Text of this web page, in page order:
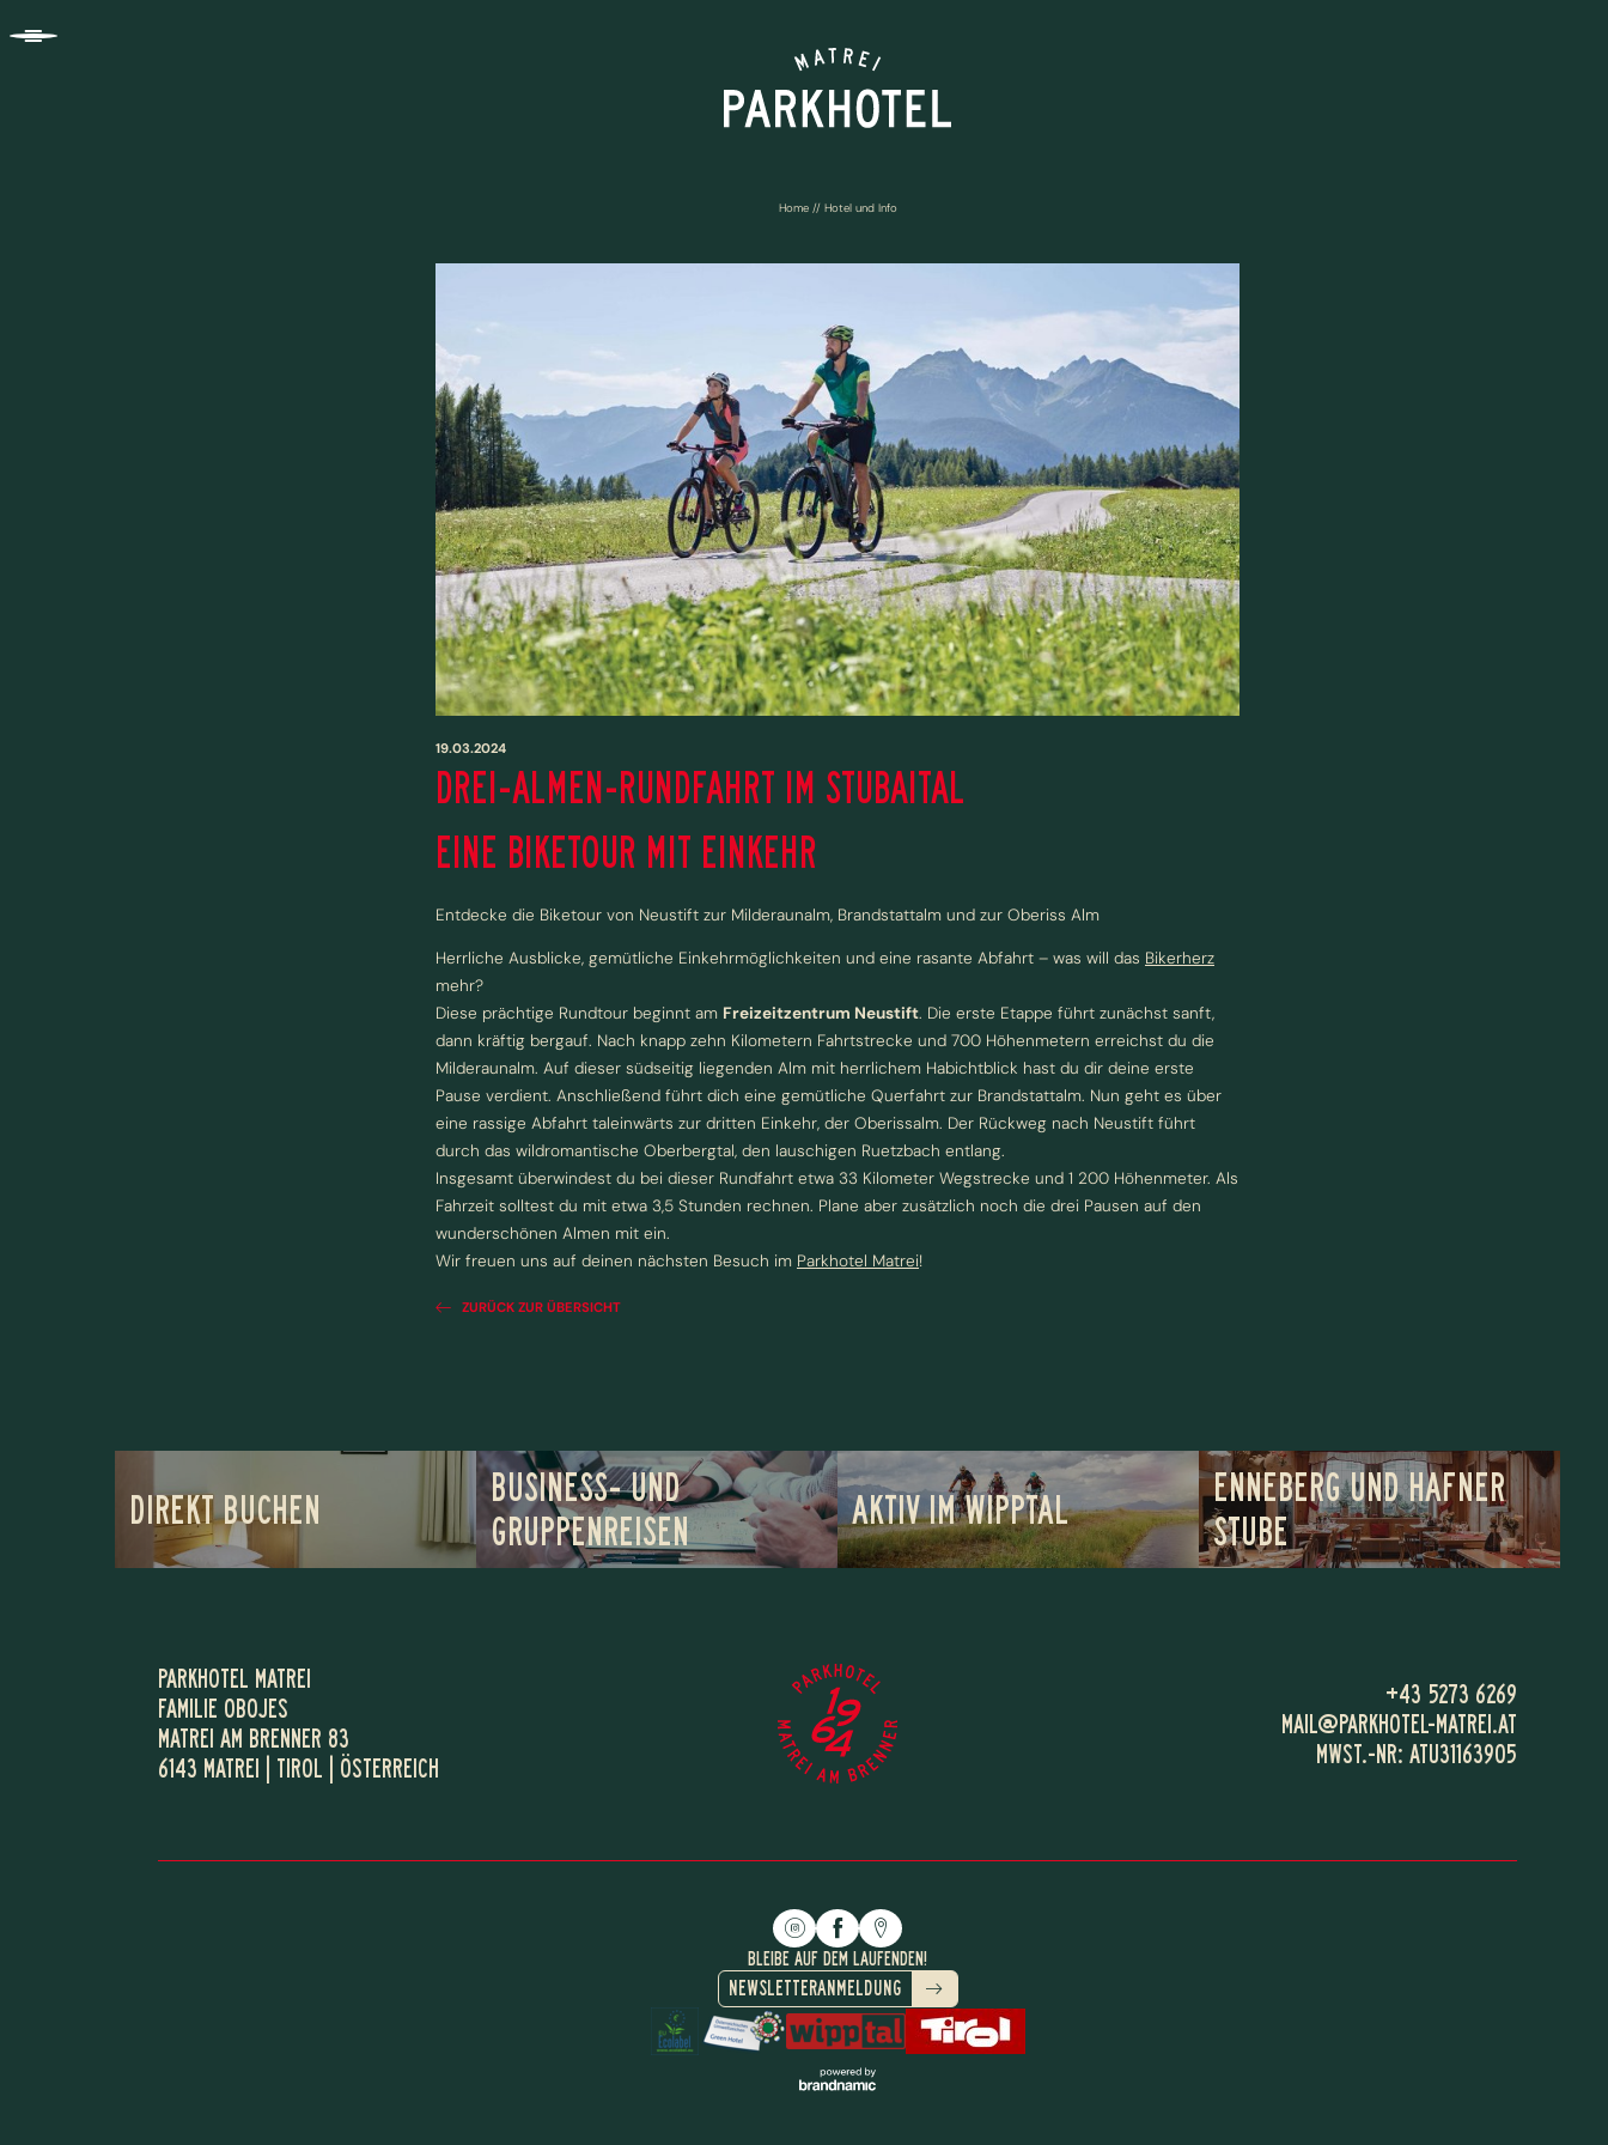
Home // Hotel und Info
19.03.2024
DREI-ALMEN-RUNDFAHRT IM STUBAITAL
EINE BIKETOUR MIT EINKEHR
Entdecke die Biketour von Neustift zur Milderaunalm, Brandstattalm und zur Oberiss Alm
Herrliche Ausblicke, gemütliche Einkehrmöglichkeiten und eine rasante Abfahrt – was will das Bikerherz
mehr?
Diese prächtige Rundtour beginnt am Freizeitzentrum Neustift. Die erste Etappe führt zunächst sanft,
dann kräftig bergauf. Nach knapp zehn Kilometern Fahrtstrecke und 700 Höhenmetern erreichst du die
Milderaunalm. Auf dieser südseitig liegenden Alm mit herrlichem Habichtblick hast du dir deine erste
Pause verdient. Anschließend führt dich eine gemütliche Querfahrt zur Brandstattalm. Nun geht es über
eine rassige Abfahrt taleinwärts zur dritten Einkehr, der Oberissalm. Der Rückweg nach Neustift führt
durch das wildromantische Oberbergtal, den lauschigen Ruetzbach entlang.
Insgesamt überwindest du bei dieser Rundfahrt etwa 33 Kilometer Wegstrecke und 1 200 Höhenmeter. Als
Fahrzeit solltest du mit etwa 3,5 Stunden rechnen. Plane aber zusätzlich noch die drei Pausen auf den
wunderschönen Almen mit ein.
Wir freuen uns auf deinen nächsten Besuch im Parkhotel Matrei!
ZURÜCK ZUR ÜBERSICHT
DIREKT BUCHEN
BUSINESS- UND
GRUPPENREISEN
AKTIV IM WIPPTAL
ENNEBERG UND HAFNER
STUBE
PARKHOTEL MATREI
FAMILIE OBOJES
MATREI AM BRENNER 83
6143 MATREI | TIROL | ÖSTERREICH
+43 5273 6269
MAIL@PARKHOTEL-MATREI.AT
MWST.-NR: ATU31163905
BLEIBE AUF DEM LAUFENDEN!
NEWSLETTERANMELDUNG
NEWSLETTERANMELDUNG
Familie Herr Frau
Vorname Nachname*
E-Mail*